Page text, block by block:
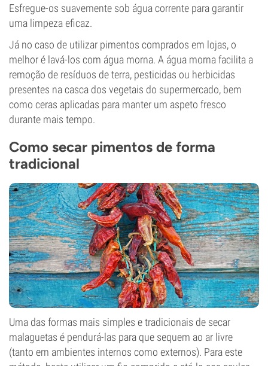
Esfregue-os suavemente sob água corrente para garantir
uma limpeza eficaz.
Já no caso de utilizar pimentos comprados em lojas, o
melhor é lavá-los com água morna. A água morna facilita a
remoção de resíduos de terra, pesticidas ou herbicidas
presentes na casca dos vegetais do supermercado, bem
como ceras aplicadas para manter um aspeto fresco
durante mais tempo.
Como secar pimentos de forma
tradicional
Uma das formas mais simples e tradicionais de secar
malaguetas é pendurá-las para que sequem ao ar livre
(tanto em ambientes internos como externos). Para este